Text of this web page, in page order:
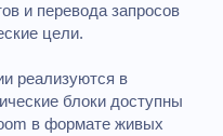
и перевода запросов
цели.
реализуются в
блоки доступны
в формате живых